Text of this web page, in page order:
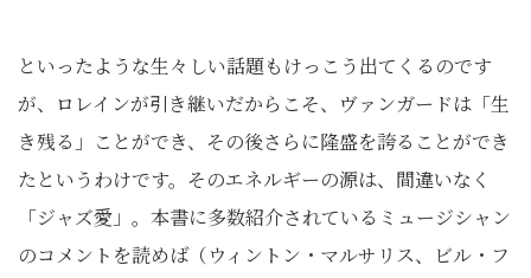
といったような生々しい話題もけっこう出てくるのです
が、ロレインが引き継いだからこそ、ヴァンガードは「生
き残る」ことができ、その後さらに隆盛を誇ることができ
たというわけです。そのエネルギーの源は、間違いなく
「ジャズ愛」。本書に多数紹介されているミュージシャン
のコメントを読めば（ウィントン・マルサリス、ビル・フ